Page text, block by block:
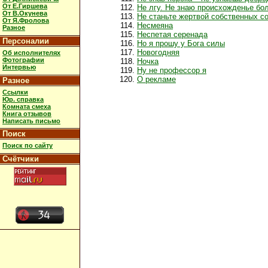
От Е.Гиршева
От В.Окунева
От Я.Фролова
Разное
Персоналии
Об исполнителях
Фотографии
Интервью
Разное
Ссылки
Юр. справка
Комната смеха
Книга отзывов
Написать письмо
Поиск
Поиск по сайту
Счётчики
Не лгу. Не знаю происхожденье
Не станьте жертвой собственных
Несмеяна
Неспетая серенада
Но я прошу у Бога силы
Новогодняя
Ночка
Ну не профессор я
О рекламе